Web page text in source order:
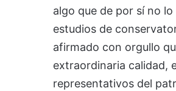
algo que de por sí no
estudios de
afirmado con orgullo
extraordinaria calidad,
representativos del